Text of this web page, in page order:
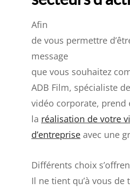
Afin
de vous permettre
message
que vous souhaitez
ADB Film, spécialiste
vidéo corporate, prend
la réalisation de votre
d’entreprise avec une
Différents choix
Il ne tient qu’à vous de